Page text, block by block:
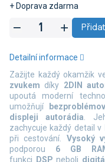
+ Doprava zdarma
Zažijte každý okamžik
zvukem díky 2DIN
upoutá moderní
umožňují
displeji autorádia.
zachycuje každý detail v
při cestování. Vysoký
podporou 6 GB
funkci
DSP neboli
Detailní informace